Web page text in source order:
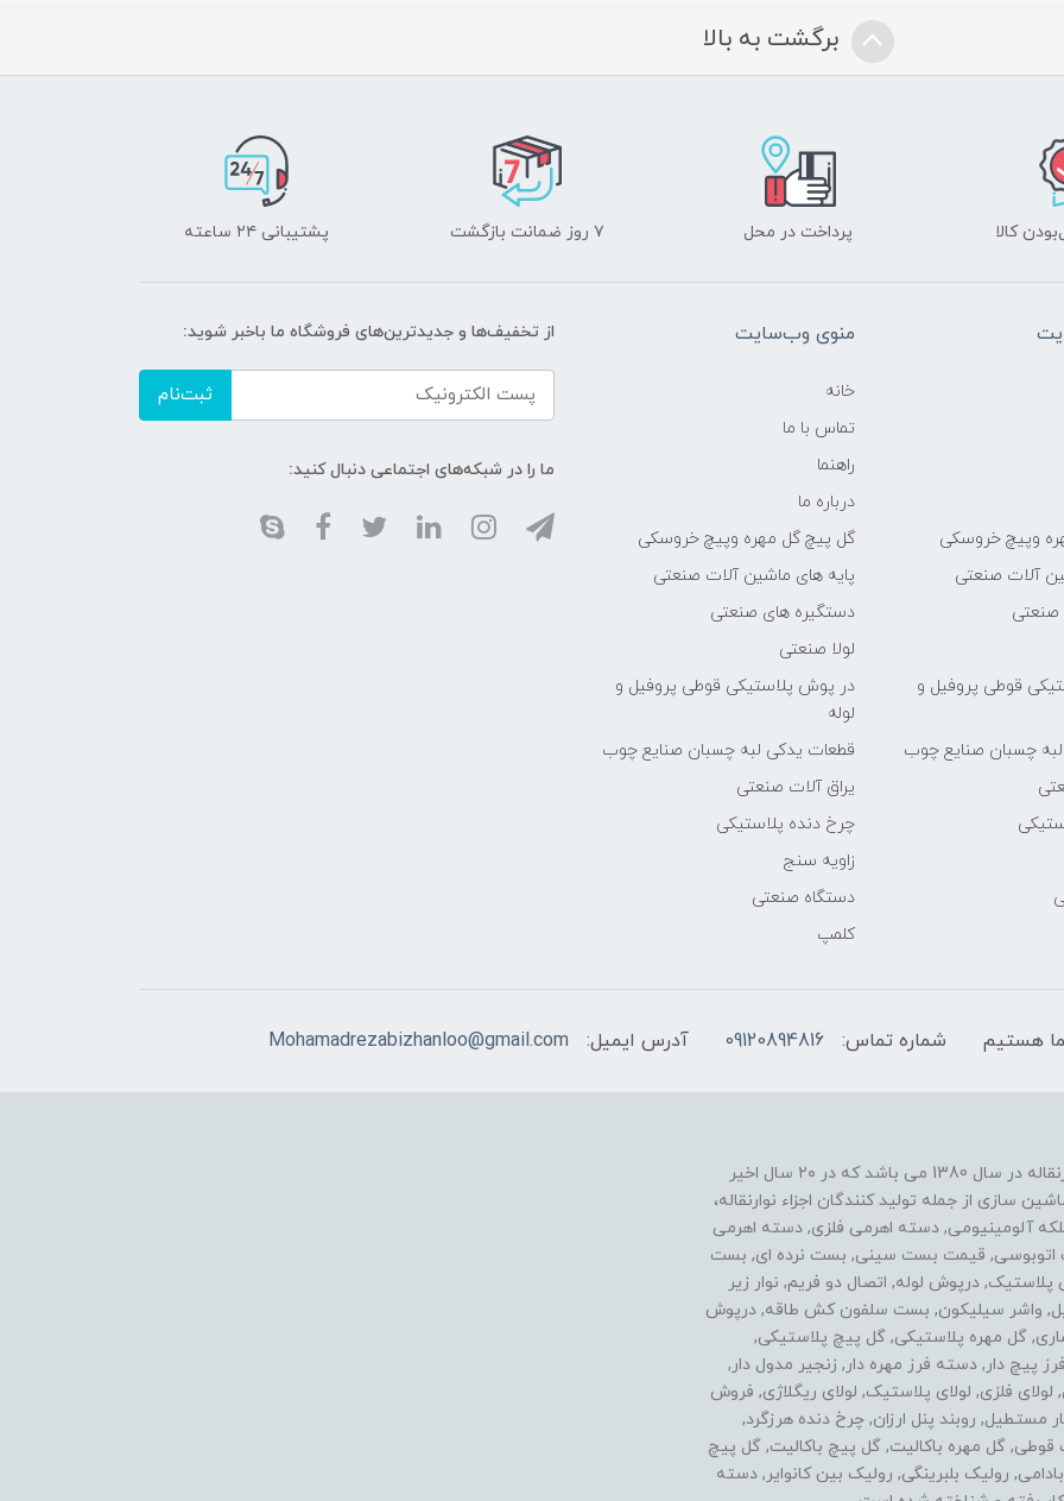
برگشت به بالا
کالا پرداخت در محل ۷ روز ضمانت بازگشت پشتیبانی ۲۴ ساعته
وپیچ خروسکی
آلات صنعتی
صنعتی
قوطی پروفیل و
چسبان صنایع چوب
منوی وب‌سایت
خانه
تماس با ما
راهنما
درباره ما
گل پیچ گل مهره وپیچ خروسکی
پایه های ماشین آلات صنعتی
دستگیره های صنعتی
لولا صنعتی
در پوش پلاستیکی قوطی پروفیل و
لوله
قطعات یدکی لبه چسبان صنایع چوب
یراق آلات صنعتی
چرخ دنده پلاستیکی
زاویه سنج
دستگاه صنعتی
کلمپ
از تخفیف‌ها و جدیدترین‌های فروشگاه ما باخبر شوید:
ثبت‌نام
ما را در شبکه‌های اجتماعی دنبال کنید:
شماره تماس: 09120894816 آدرس ایمیل: Mohamadrezabizhanloo@gmail.com
یکی از موفقیت های ما نوآوری در زمینه ساخت اجزاء نوارنقاله در سال 1380 می باشد که در ۲۰ سال اخیر
سازی از جمله تولید کنندگان اجزاء نوارنقاله،
آلومینیومی, دسته اهرمی فلزی, دسته اهرمی
اتوبوسی, قیمت بست سینی, بست نرده ای, بست
پلاستیک, درپوش لوله, اتصال دو فریم, نوار زیر
واشر سیلیکون, بست سلفون کش طاقه, درپوش
گل مهره پلاستیکی, گل پیچ پلاستیکی,
دار, دسته فرز مهره دار, زنجیر مدول دار,
فلزی, لولای پلاستیک, لولای ریگلاژی, فروش
مستطیل, روبند پنل ارزان, چرخ دنده هرزگرد,
مهره سه پر, گل پیچ 3 پر, اتصالات قوطی, گل مهره باکالیت, گل پیچ باکالیت, گل پیچ
بادامی, رولیک بلبرینگی, رولیک بین کانوایر, دسته